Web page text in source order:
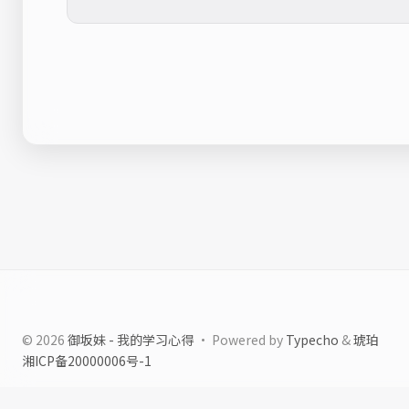
© 2026 御坂妹 - 我的学习心得 · Powered by Typecho &琥珀
湘ICP备20000006号-1